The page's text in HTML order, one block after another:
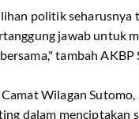
politik seharusnya
jawab untuk
tambah AKBP
Wilagan
dalam menciptakan